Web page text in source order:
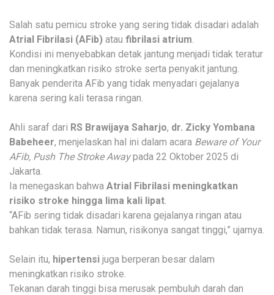
Salah satu pemicu stroke yang sering tidak disadari adalah
Atrial Fibrilasi (AFib) atau fibrilasi atrium.
Kondisi ini menyebabkan detak jantung menjadi tidak teratur
dan meningkatkan risiko stroke serta penyakit jantung.
Banyak penderita AFib yang tidak menyadari gejalanya
karena sering kali terasa ringan.
Ahli saraf dari RS Brawijaya Saharjo, dr. Zicky Yombana
Babeheer, menjelaskan hal ini dalam acara Beware of Your
AFib, Push The Stroke Awaypada 22 Oktober 2025 di
Jakarta.
Ia menegaskan bahwa Atrial Fibrilasi meningkatkan
risiko stroke hingga lima kali lipat.
“AFib sering tidak disadari karena gejalanya ringan atau
bahkan tidak terasa. Namun, risikonya sangat tinggi,” ujarnya.
Selain itu, hipertensi juga berperan besar dalam
meningkatkan risiko stroke.
Tekanan darah tinggi bisa merusak pembuluh darah dan